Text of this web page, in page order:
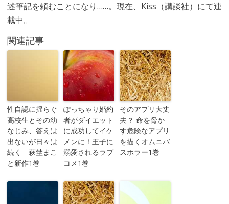
述筆記を頼むことになり……。現在、Kiss（講談社）にて連
載中。
関連記事
性自認に揺らぐ
高校生とその幼
なじみ、答えは
出ないが日々は
続く 萩埜まこ
と新作1巻
ぽっちゃり婚約
者がダイエット
に成功してイケ
メンに！王子に
溺愛されるラブ
コメ1巻
そのアプリ大丈
夫？ 命を脅か
す危険なアプリ
を描くオムニバ
スホラー1巻